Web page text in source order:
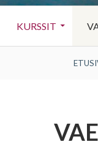
KURSSIT